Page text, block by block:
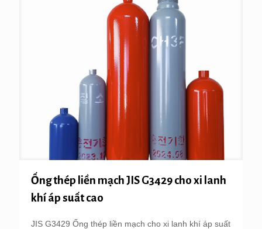
Ống thép liền mạch JIS G3429 cho xi lanh
khí áp suất cao
JIS G3429 Ống thép liền mạch cho xi lanh khí áp suất